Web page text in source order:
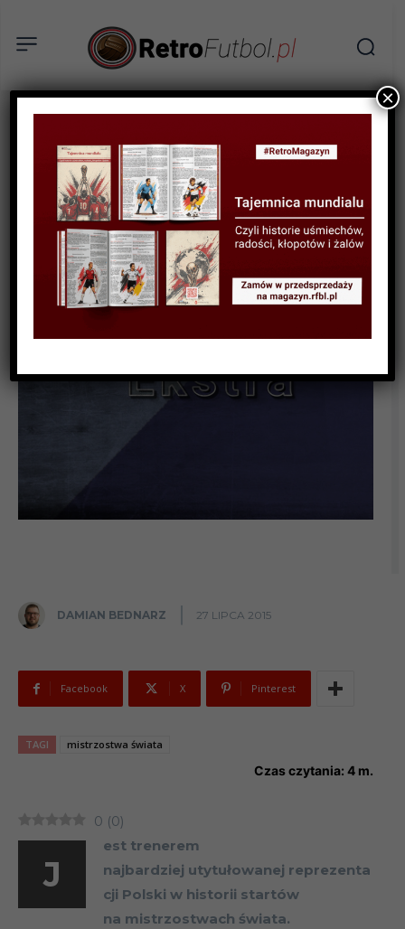
WYWIAD
Wywiad: Jacek Karczewski
DAMIAN BEDNARZ 27 LIPCA 2015
Facebook X Pinterest
TAGI mistrzostwa świata
Czas czytania: 4 m.
0 (0)
J
est trenerem
najbardziej utytułowanej reprezenta
cji Polski w historii startów
na mistrzostwach świata.
×